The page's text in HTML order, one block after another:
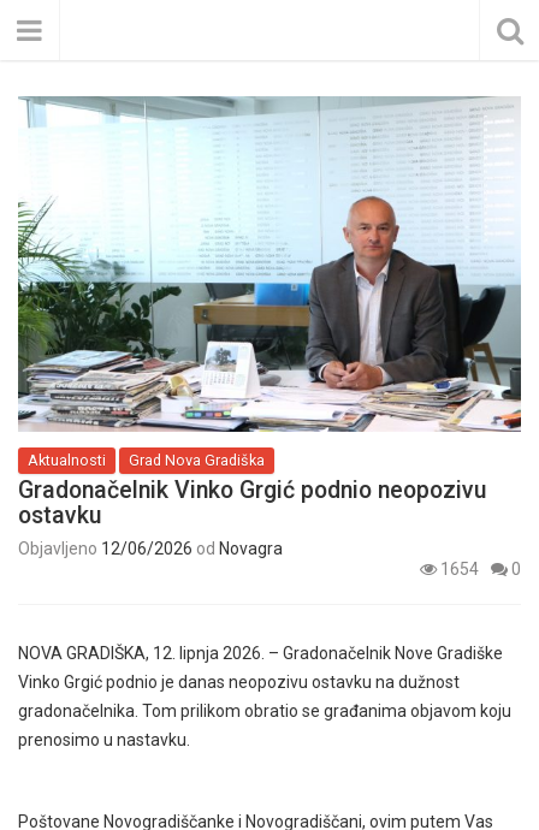
Aktualnosti Grad Nova Gradiška
Gradonačelnik Vinko Grgić podnio neopozivu
ostavku
Objavljeno 12/06/2026 od Novagra
1654
0
NOVA GRADIŠKA, 12. lipnja 2026. – Gradonačelnik Nove Gradiške
Vinko Grgić podnio je danas neopozivu ostavku na dužnost
gradonačelnika. Tom prilikom obratio se građanima objavom koju
prenosimo u nastavku.
Poštovane Novogradiščanke i Novogradiščani, ovim putem Vas